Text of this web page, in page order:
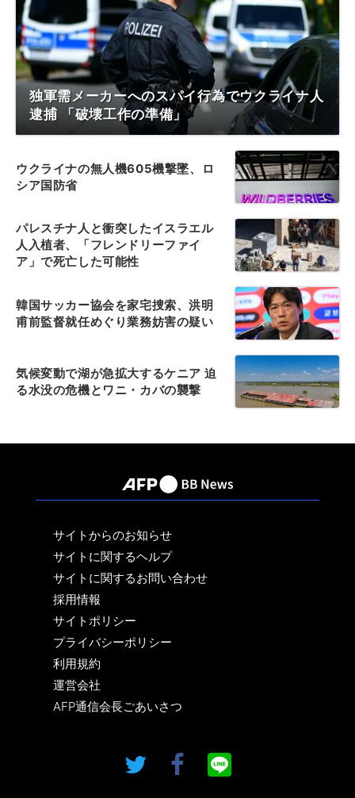
独軍需メーカーへのスパイ行為でウクライナ人
逮捕 「破壊工作の準備」
ウクライナの無人機605機撃墜、ロ
シア国防省
パレスチナ人と衝突したイスラエル
人入植者、「フレンドリーファイ
ア」で死亡した可能性
韓国サッカー協会を家宅捜索、洪明
甫前監督就任めぐり業務妨害の疑い
気候変動で湖が急拡大するケニア 迫
る水没の危機とワニ・カバの襲撃
サイトからのお知らせ
サイトに関するヘルプ
サイトに関するお問い合わせ
採用情報
サイトポリシー
プライバシーポリシー
利用規約
運営会社
AFP通信会長ごあいさつ